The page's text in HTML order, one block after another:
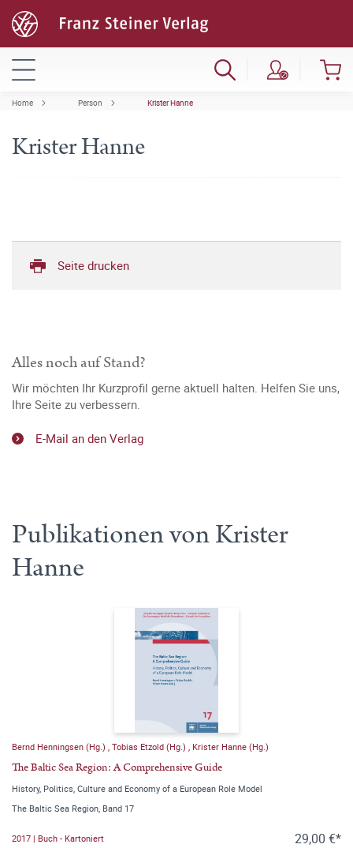
Home Person Krister Hanne
Krister Hanne
Seite drucken
Alles noch auf Stand?
Wir möchten Ihr Kurzprofil gerne aktuell halten. Helfen Sie uns,
Ihre Seite zu verbessern.
E-Mail an den Verlag
Publikationen von Krister
Hanne
Bernd Henningsen (Hg.) Tobias Etzold (Hg.) Krister Hanne (Hg.)
The Baltic Sea Region: A Comprehensive Guide
History, Politics, Culture and Economy of a European Role Model
The Baltic Sea Region, Band 17
2017 | Buch - Kartoniert 29,00 €*